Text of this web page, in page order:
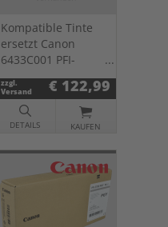
Kompatible Tinte
ersetzt Canon
6433C001 PFI-
3300PBK photo
schwarz
zzgl.
Versand
€ 122,99
DETAILS KAUFEN